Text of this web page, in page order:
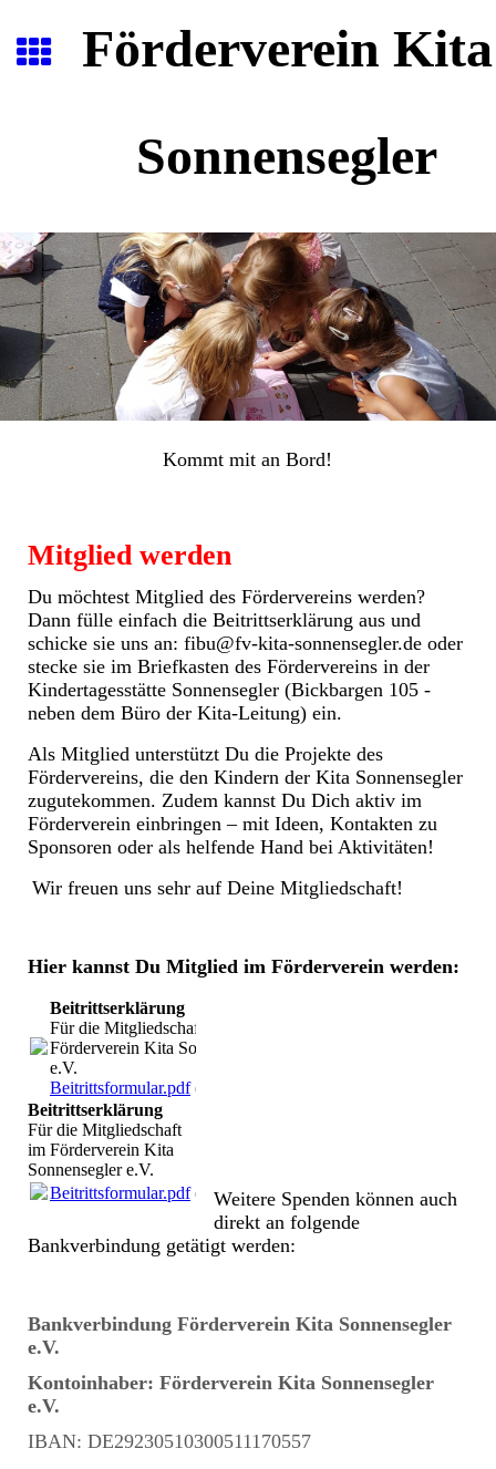
Förderverein Kita
Sonnensegler
Kommt mit an Bord!
Mitglied werden
Du möchtest Mitglied des Fördervereins werden?
Dann fülle einfach die Beitrittserklärung aus und
schicke sie uns an: fibu@fv-kita-sonnensegler.de oder
stecke sie im Briefkasten des Fördervereins in der
Kindertagesstätte Sonnensegler (Bickbargen 105 -
neben dem Büro der Kita-Leitung) ein.
Als Mitglied unterstützt Du die Projekte des
Fördervereins, die den Kindern der Kita Sonnensegler
zugutekommen. Zudem kannst Du Dich aktiv im
Förderverein einbringen – mit Ideen, Kontakten zu
Sponsoren oder als helfende Hand bei Aktivitäten!
Wir freuen uns sehr auf Deine Mitgliedschaft!
Hier kannst Du Mitglied im Förderverein werden:
Beitrittserklärung
Für die Mitgliedschaft im
Förderverein Kita Sonnensegler
e.V.
Beitrittsformular.pdf(214.33KB)
Beitrittserklärung
Für die Mitgliedschaft
im Förderverein Kita
Sonnensegler e.V.
Beitrittsformular.pdf(214.33KB)
Weitere Spenden können auch
direkt an folgende
Bankverbindung getätigt werden:
Bankverbindung Förderverein Kita Sonnensegler
e.V.
Kontoinhaber: Förderverein Kita Sonnensegler
e.V.
IBAN: DE29230510300511170557